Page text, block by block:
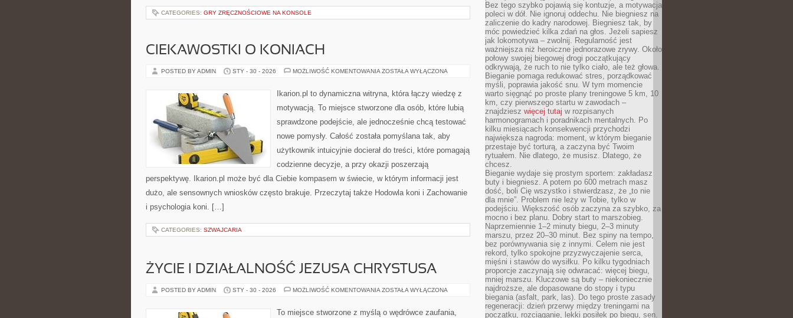
CATEGORIES: GRY ZRĘCZNOŚCIOWE NA KONSOLE
CIEKAWOSTKI O KONIACH
POSTED BY ADMIN STY - 30 - 2026 MOŻLIWOŚĆ KOMENTOWANIA CIEKAWOSTKI
ZOSTAŁA WYŁĄCZONA
Ikarion.pl to dynamiczna witryna, która łączy wiedzę z
motywacją. To miejsce stworzone dla osób, które lubią
sprawdzone podejście, ale jednocześnie chcą testować
nowe pomysły. Całość została pomyślana tak, aby
użytkownik intuicyjnie docierał do treści, które pomagają
codzienne decyzje, a przy okazji poszerzają
perspektywę. Ikarion.pl może być dla Ciebie kompasem w świecie, w którym informacji jest
dużo, ale sensownych wniosków często brakuje. Przeczytaj także Hodowla koni i Zachowanie
i psychologia koni. […]
CATEGORIES: SZWAJCARIA
ŻYCIE I DZIAŁALNOŚĆ JEZUSA CHRYSTUSA
POSTED BY ADMIN STY - 30 - 2026 MOŻLIWOŚĆ KOMENTOWANIA ŻYCIE
JEZUSA
CHRYSTUSA
ZOSTAŁA WYŁĄCZONA
To miejsce stworzone z myślą o wędrówce zaufania,
Bez tego szybko pojawią się kontuzje, a motywacja
poleci w dół. Nie ignoruj oddechu. Nie biegniesz na
zaliczenie do kadry narodowej. Biegniesz tak, by
móc powiedzieć kilka zdań na głos. Jeżeli sapiesz
jak lokomotywa – zwolnij. Regularność jest
ważniejsza niż heroiczne jednorazowe zrywy. Około
połowy swojej biegowej drogi początkujący
odkrywają, że ruch to nie tylko ciało, ale też głowa.
Bieganie pomaga redukować stres, porządkować
myśli, poprawia jakość snu. W tym momencie
warto sięgnąć po proste plany treningowe 5 km, 10
km, czy pierwszego startu w zawodach –
znajdziesz więcej tutaj w rozpisanych
harmonogramach i poradnikach mentalnych. Po
kilku miesiącach konsekwencji przychodzi
największa nagroda: moment, w którym bieganie
przestaje być torturą, a zaczyna być Twoim
rytuałem. Nie dlatego, że musisz. Dlatego, że
chcesz.
Bieganie wydaje się prostym sportem: zakładasz
buty i biegniesz. A potem po 600 metrach masz
dość, boli Cię wszystko i stwierdzasz, że „to nie
dla mnie”. Problem nie leży w Tobie, tylko w
podejściu. Większość osób zaczyna za szybko, za
mocno i bez planu. Dobry start to marszobieg.
Naprzemiennie 1–2 minuty biegu, 2–3 minuty
marszu, przez 20–30 minut. Bez spiny na tempo,
bez porównywania się z innymi. Celem nie jest
rekord, tylko spokojne przyzwyczajenie serca,
mięśni i stawów do wysiłku. Po kilku tygodniach
proporcje zaczynają się odwracać: więcej biegu,
mniej marszu. Kluczowe są buty – niekoniecznie
najdroższe, ale dopasowane do stopy i typu
biegania (asfalt, park, las). Do tego proste zasady
regeneracji: dzień przerwy między treningami na
początku, rozciąganie, lekki posiłek po biegu, sen.